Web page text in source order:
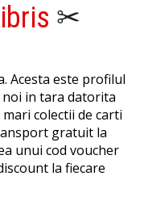
✂
Acesta este profilul
in tara datorita
colectii de carti
gratuit la
unui cod voucher
la fiecare